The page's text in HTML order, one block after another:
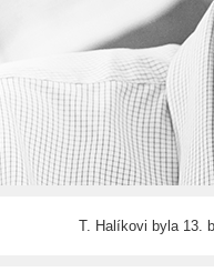
T. Halíkovi byla 13.